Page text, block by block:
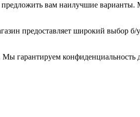
предложить вам наилучшие
предоставляет широкий выбор
гарантируем конфиденциальность